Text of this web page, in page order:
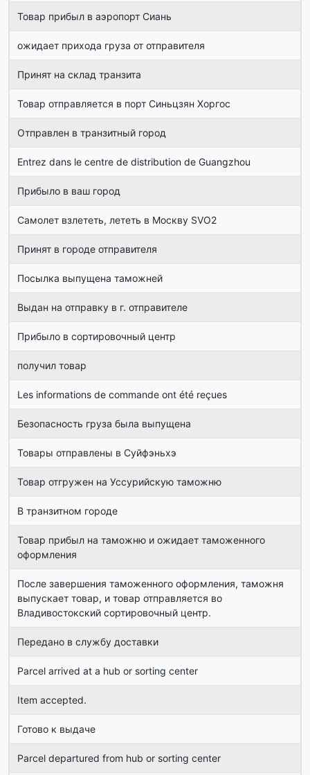
Товар прибыл в аэропорт Сиань
ожидает прихода груза от отправителя
Принят на склад транзита
Товар отправляется в порт Синьцзян Хоргос
Отправлен в транзитный город
Entrez dans le centre de distribution de Guangzhou
Прибыло в ваш город
Самолет взлететь, лететь в Москву SVO2
Принят в городе отправителя
Посылка выпущена таможней
Выдан на отправку в г. отправителе
Прибыло в сортировочный центр
получил товар
Les informations de commande ont été reçues
Безопасность груза была выпущена
Товары отправлены в Суйфэньхэ
Товар отгружен на Уссурийскую таможню
В транзитном городе
Товар прибыл на таможню и ожидает таможенного
оформления
После завершения таможенного оформления, таможня
выпускает товар, и товар отправляется во
Владивостокский сортировочный центр.
Передано в службу доставки
Parcel arrived at a hub or sorting center
Item accepted.
Готово к выдаче
Parcel departured from hub or sorting center